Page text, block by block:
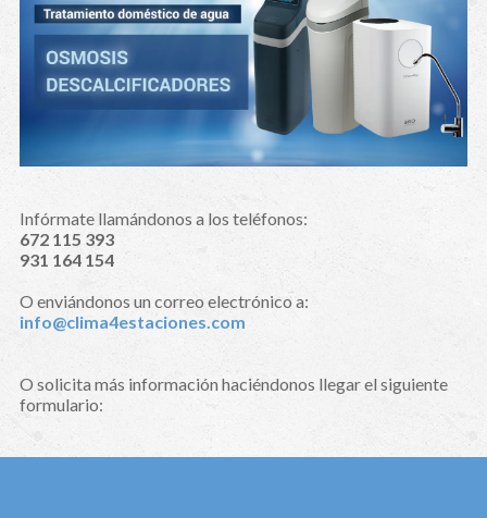
Infórmate llamándonos a los teléfonos:
672 115 393
931 164 154
O enviándonos un correo electrónico a:
info@clima4estaciones.com
O solicita más información haciéndonos llegar el siguiente
formulario: